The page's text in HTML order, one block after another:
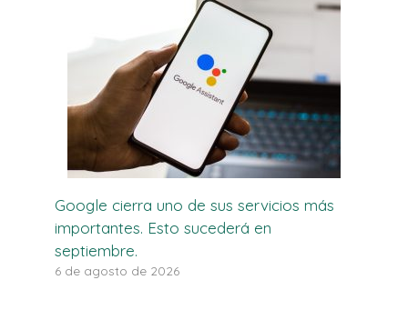
Google cierra uno de sus servicios más
importantes. Esto sucederá en
septiembre.
6 de agosto de 2026